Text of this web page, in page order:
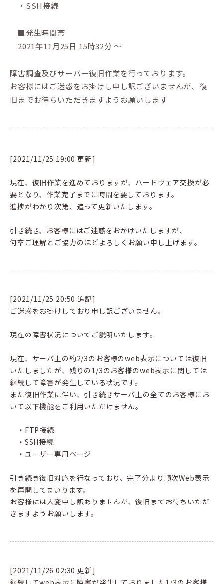
・SSH接続
■発生時間帯
2021年11月25日 15時32分 ～
障害調査及びサーバー復旧作業を行っております。
お客様にはご迷惑をお掛けし申し訳ございませんが、復
旧までお待ちいただきますようお願いします
[2021/11/25 19:00 更新]
現在、復旧作業を進めておりますが、ハードウェア交換が必
要となり、作業完了までに時間を要しております。
進捗がわかり次第、追って更新いたします。
引き続き、お客様にはご迷惑をおかけいたしますが、
何卒ご理解とご協力のほどよろしくお願い申し上げます。
[2021/11/25 20:50 追記]
ご迷惑をお掛けしており申し訳ございません。
現在の障害状況についてご説明いたします。
現在、サーバ上の約2/3のお客様のweb表示については復旧
いたしましたが、残りの1/3のお客様のweb表示に関しては
継続して障害が発生している状況です。
また復旧作業に伴い、引き続きサーバ上の全てのお客様にお
いて以下機能をご利用いただけません。
・FTP接続
・SSH接続
・ユーザー専用ページ
引き続き復旧対応を行なっており、完了分より順次Web表示
を再開してまいります。
お客様には大変申し訳ありませんが、復旧までお待ちいただ
きますようお願いします。
[2021/11/26 02:30 更新]
継続してweb表示に障害が発生しておりました1/3のお客様